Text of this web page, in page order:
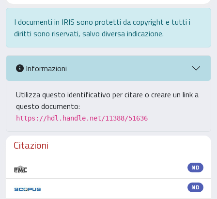
I documenti in IRIS sono protetti da copyright e tutti i
diritti sono riservati, salvo diversa indicazione.
Informazioni
Utilizza questo identificativo per citare o creare un link a
questo documento:
https://hdl.handle.net/11388/51636
Citazioni
ND
ND